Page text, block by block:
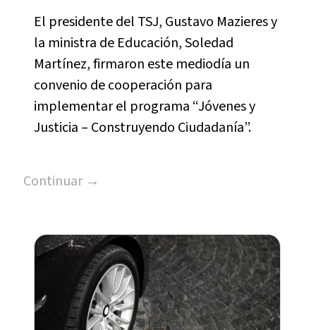
El presidente del TSJ, Gustavo Mazieres y
la ministra de Educación, Soledad
Martínez, firmaron este mediodía un
convenio de cooperación para
implementar el programa “Jóvenes y
Justicia – Construyendo Ciudadanía”.
Continuar →